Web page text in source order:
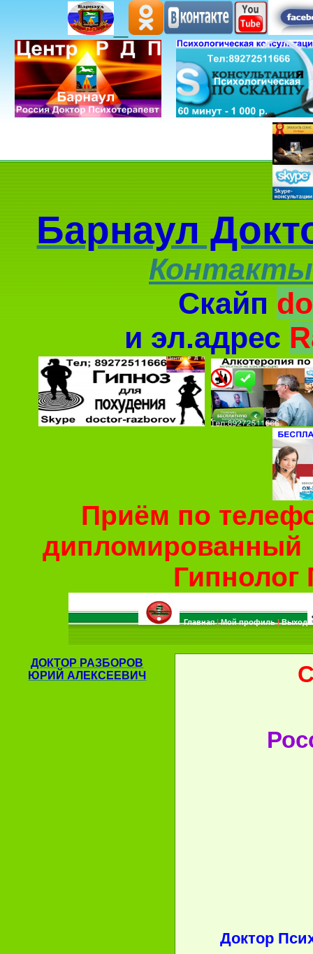
Барнаул
Контакты
Скайп
и эл.адрес
Приём по
дипломированный
Гипнолог
Главная|Мой профиль|Выход
ДОКТОР РАЗБОРОВ
ЮРИЙ АЛЕКСЕЕВИЧ
Доктор